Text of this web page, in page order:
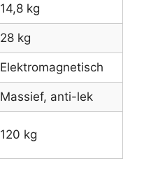
14,8 kg
28 kg
Elektromagnetisch
Massief, anti-lek
120 kg